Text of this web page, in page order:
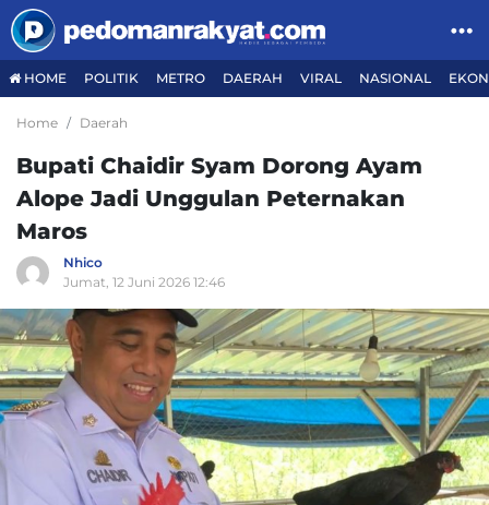
HOME POLITIK METRO DAERAH VIRAL NASIONAL
Home Daerah
Bupati Chaidir Syam Dorong Ayam
Alope Jadi Unggulan Peternakan
Maros
Nhico
Jumat, 12 Juni 2026 12:46